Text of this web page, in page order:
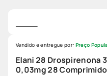
Elani 28 Drospirenona
0,03mg 28
Vendido e entregue por: Preço